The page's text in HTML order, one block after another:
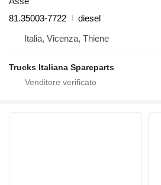
81.35003-7722
diesel
Italia, Vicenza, Thiene
Trucks Italiana Spareparts